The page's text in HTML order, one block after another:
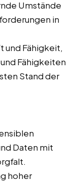
Umstände
in
und Fähigkeit,
Fähigkeiten
Stand der
Daten mit
hoher